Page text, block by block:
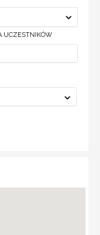
UCZESTNIKÓW